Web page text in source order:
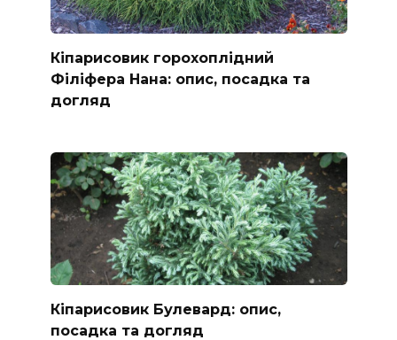
Кіпарисовик горохоплідний
Філіфера Нана: опис, посадка та
догляд
Кіпарисовик Булевард: опис,
посадка та догляд